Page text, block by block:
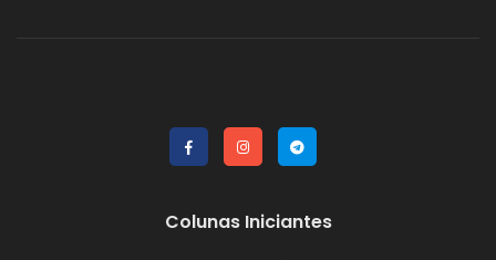
Colunas Iniciantes